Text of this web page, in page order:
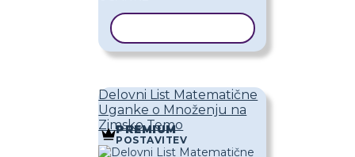
Delovni List Matematične
Uganke o Množenju na
Zimsko Temo
PREMIUM
POSTAVITEV